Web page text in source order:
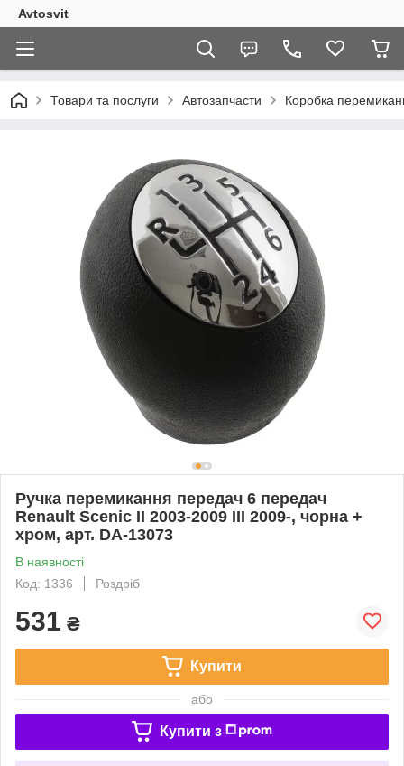
Avtosvit
Товари та послуги Автозапчасти Коробка
Ручка перемикання передач 6 передач
Renault Scenic II 2003-2009 III 2009-, чорна +
хром, арт. DA-13073
В наявності
Код: 1336
Роздріб
531 ₴
Купити
або
Купити з